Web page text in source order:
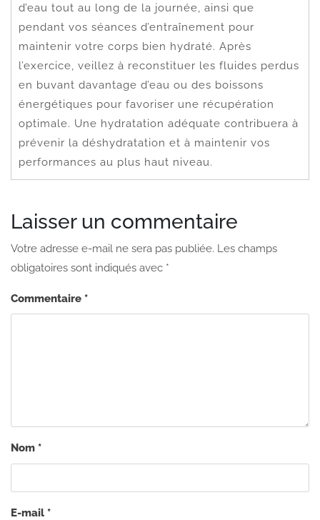
d’eau tout au long de la journée, ainsi que
pendant vos séances d’entraînement pour
maintenir votre corps bien hydraté. Après
l’exercice, veillez à reconstituer les fluides perdus
en buvant davantage d’eau ou des boissons
énergétiques pour favoriser une récupération
optimale. Une hydratation adéquate contribuera à
prévenir la déshydratation et à maintenir vos
performances au plus haut niveau.
Laisser un commentaire
Votre adresse e-mail ne sera pas publiée. Les champs
obligatoires sont indiqués avec *
Commentaire *
Nom *
E-mail *